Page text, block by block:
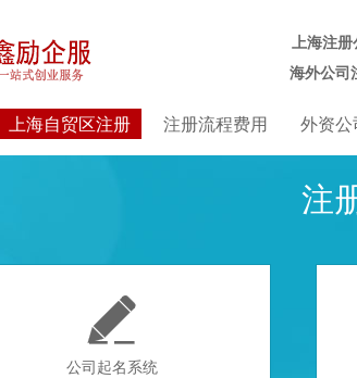
上海注册
海外公司
上海自贸区注册 注册流程费用 外资
注

公司起名系统